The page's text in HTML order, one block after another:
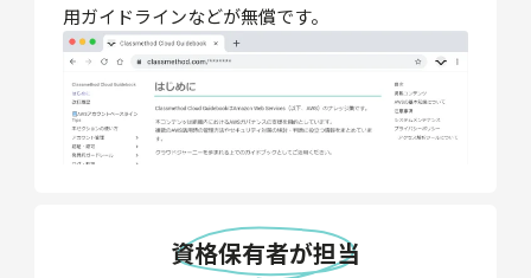
用ガイドラインなどが無償です。
資格保有者が担当